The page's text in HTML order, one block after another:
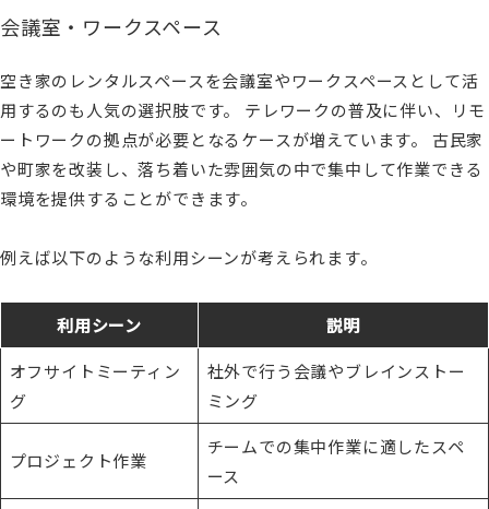
会議室・ワークスペース
空き家のレンタルスペースを会議室やワークスペースとして活
用するのも人気の選択肢です。 テレワークの普及に伴い、リモ
ートワークの拠点が必要となるケースが増えています。 古民家
や町家を改装し、落ち着いた雰囲気の中で集中して作業できる
環境を提供することができます。
例えば以下のような利用シーンが考えられます。
利用シーン
説明
オフサイトミーティン
グ
社外で行う会議やブレインストー
ミング
プロジェクト作業
チームでの集中作業に適したスペ
ース